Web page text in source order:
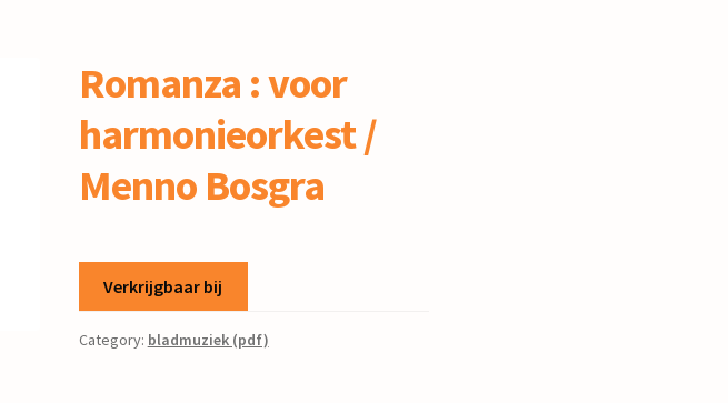
Romanza : voor
harmonieorkest /
Menno Bosgra
Verkrijgbaar bij
Category: bladmuziek (pdf)